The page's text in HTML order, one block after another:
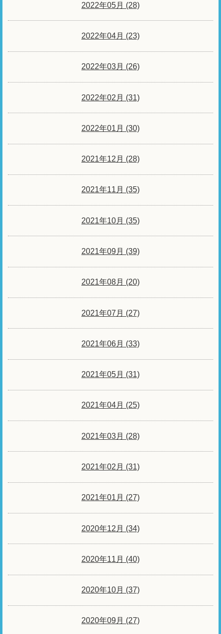
2022年05月 (28)
2022年04月 (23)
2022年03月 (26)
2022年02月 (31)
2022年01月 (30)
2021年12月 (28)
2021年11月 (35)
2021年10月 (35)
2021年09月 (39)
2021年08月 (20)
2021年07月 (27)
2021年06月 (33)
2021年05月 (31)
2021年04月 (25)
2021年03月 (28)
2021年02月 (31)
2021年01月 (27)
2020年12月 (34)
2020年11月 (40)
2020年10月 (37)
2020年09月 (27)